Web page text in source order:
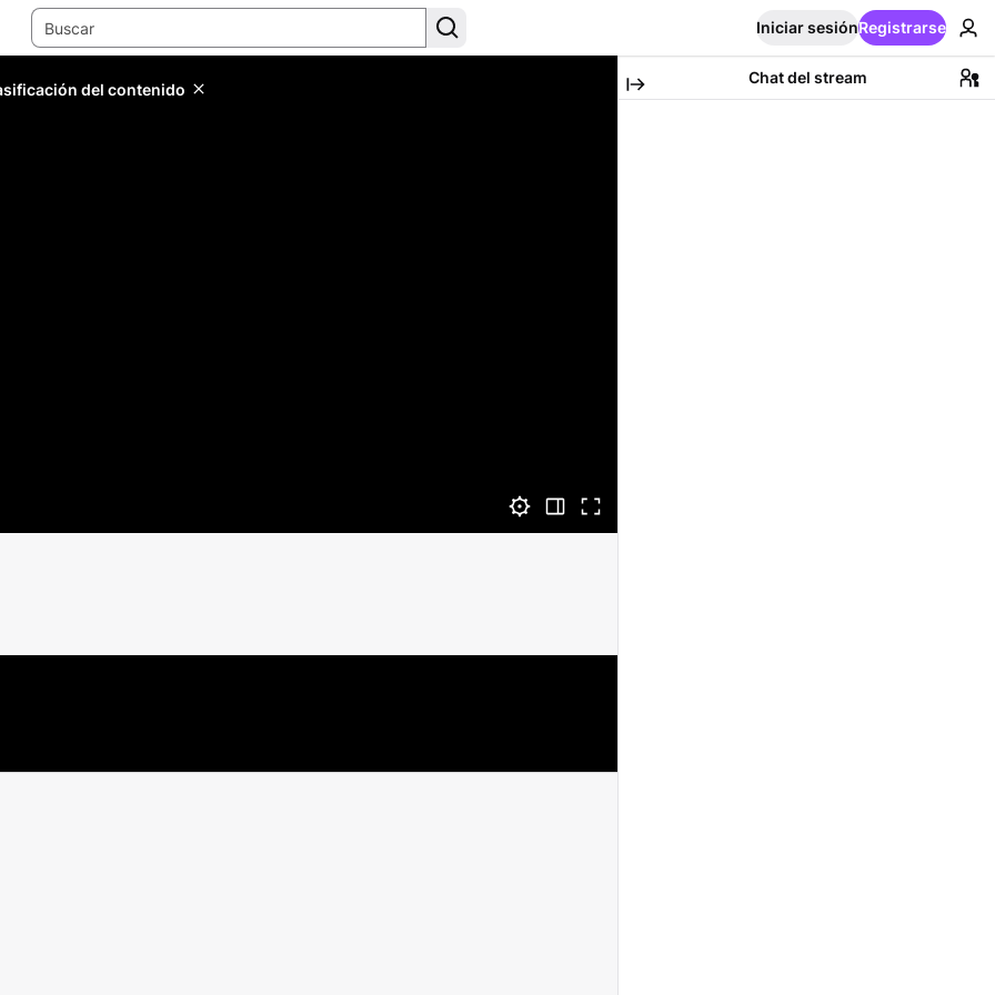
Iniciar sesiónRegistrarse
del contenido
Chat del stream